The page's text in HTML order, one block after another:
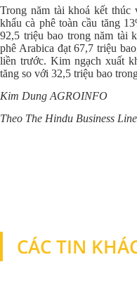
Trong năm tài khoá kết thúc
khẩu cà phê toàn cầu tăng
92,5 triệu bao trong năm tài
phê Arabica đạt 67,7 triệu
liền trước. Kim ngạch xuất
tăng so với 32,5 triệu bao
Kim Dung AGROINFO
Theo The Hindu Business Line
CÁC TIN